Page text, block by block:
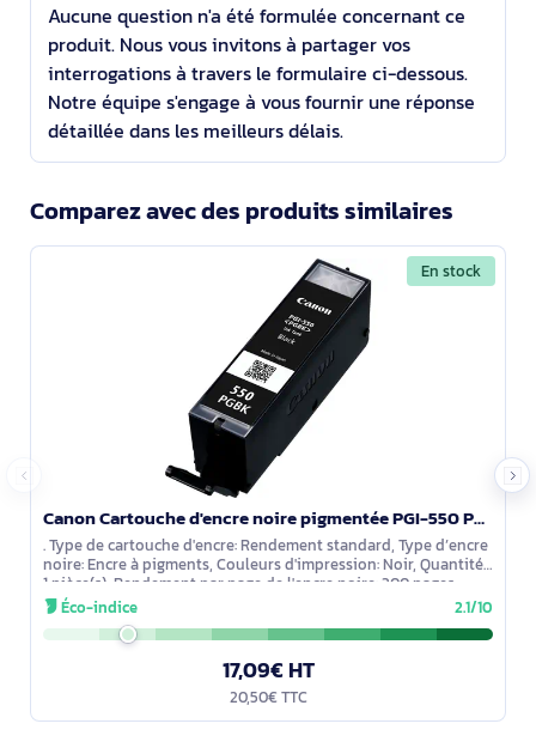
Aucune question n'a été formulée concernant ce
produit. Nous vous invitons à partager vos
interrogations à travers le formulaire ci-dessous.
Notre équipe s'engage à vous fournir une réponse
détaillée dans les meilleurs délais.
Comparez avec des produits similaires
En stock
Canon Cartouche d'encre noire pigmentée PGI-550 PGBK - 6496B001
. Type de cartouche d'encre: Rendement standard, Type d’encre
noire: Encre à pigments, Couleurs d'impression: Noir, Quantité:
1 pièce(s), Rendement par page de l'encre noire: 300 pages
Éco-indice
2.1/10
17,09€ HT
20,50€ TTC